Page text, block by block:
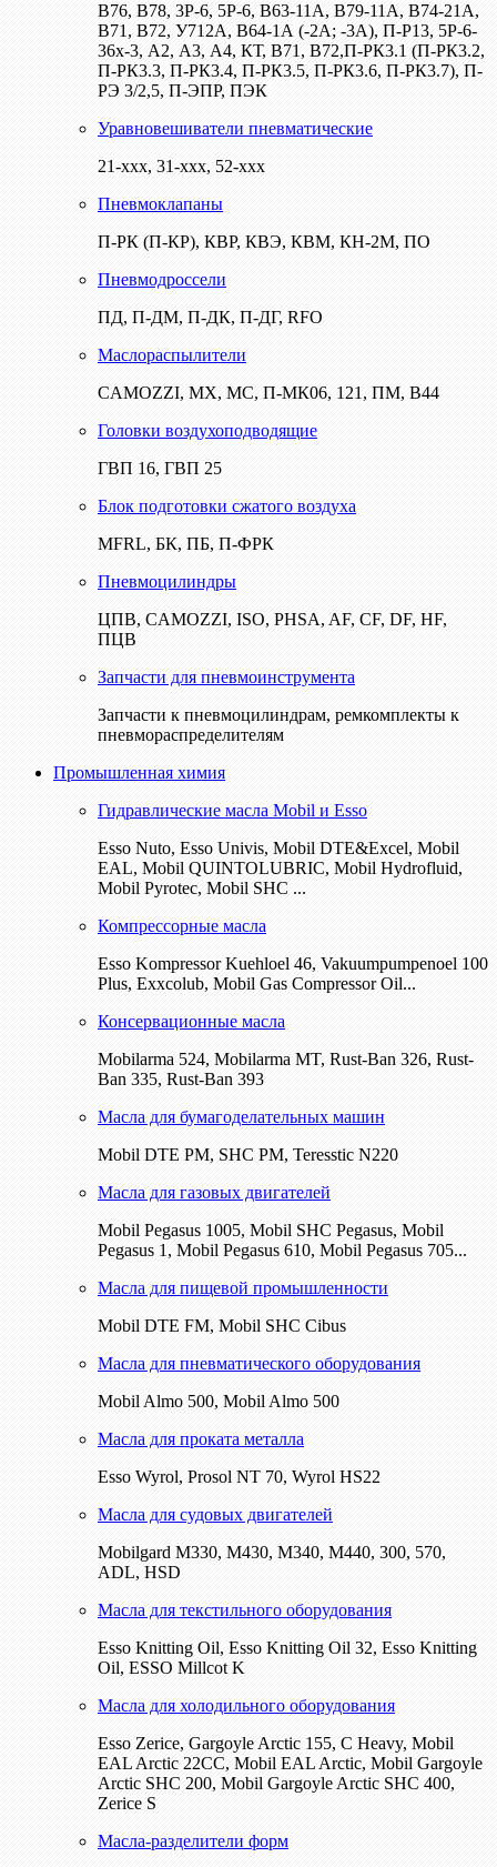
В76, В78, 3Р-6, 5Р-6, В63-11А, В79-11А, В74-21А,
В71, В72, У712А, В64-1А (-2А; -3А), П-Р13, 5Р-6-
36х-3, А2, А3, А4, КТ, В71, В72,П-РК3.1 (П-РК3.2,
П-РК3.3, П-РК3.4, П-РК3.5, П-РК3.6, П-РК3.7), П-
РЭ 3/2,5, П-ЭПР, ПЭК
Уравновешиватели пневматические
21-ххх, 31-ххх, 52-ххх
Пневмоклапаны
П-РК (П-КР), КВР, КВЭ, КВМ, КН-2М, ПО
Пневмодроссели
ПД, П-ДМ, П-ДК, П-ДГ, RFO
Маслораспылители
CAMOZZI, МХ, МС, П-МК06, 121, ПМ, В44
Головки воздухоподводящие
ГВП 16, ГВП 25
Блок подготовки сжатого воздуха
MFRL, БК, ПБ, П-ФРК
Пневмоцилиндры
ЦПВ, CAMOZZI, ISO, PHSA, AF, CF, DF, HF,
ПЦВ
Запчасти для пневмоинструмента
Запчасти к пневмоцилиндрам, ремкомплекты к
пневмораспределителям
Промышленная химия
Гидравлические масла Mobil и Esso
Esso Nuto, Esso Univis, Mobil DTE&Excel, Mobil
EAL, Mobil QUINTOLUBRIC, Mobil Hydrofluid,
Mobil Pyrotec, Mobil SHC ...
Компрессорные масла
Esso Kompressor Kuehloel 46, Vakuumpumpenoel 100
Plus, Exxcolub, Mobil Gas Compressor Oil...
Консервационные масла
Mobilarma 524, Mobilarma MT, Rust-Ban 326, Rust-
Ban 335, Rust-Ban 393
Масла для бумагоделательных машин
Mobil DTE РМ, SHC PM, Teresstic N220
Масла для газовых двигателей
Mobil Pegasus 1005, Mobil SHC Pegasus, Mobil
Pegasus 1, Mobil Pegasus 610, Mobil Pegasus 705...
Масла для пищевой промышленности
Mobil DTE FM, Mobil SHC Cibus
Масла для пневматического оборудования
Mobil Almo 500, Mobil Almo 500
Масла для проката металла
Esso Wyrol, Prosol NT 70, Wyrol HS22
Масла для судовых двигателей
Mobilgard M330, M430, M340, M440, 300, 570,
ADL, HSD
Масла для текстильного оборудования
Esso Knitting Oil, Esso Knitting Oil 32, Esso Knitting
Oil, ESSO Millcot K
Масла для холодильного оборудования
Esso Zerice, Gargoyle Arctic 155, С Heavy, Mobil
EAL Arctic 22CC, Mobil EAL Arctic, Mobil Gargoyle
Arctic SHC 200, Mobil Gargoyle Arctic SHC 400,
Zerice S
Масла-разделители форм